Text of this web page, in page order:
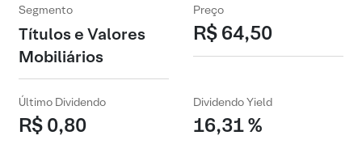
Segmento
Títulos e Valores
Mobiliários
Preço
R$ 64,50
Último Dividendo
R$ 0,80
Dividendo Yield
16,31 %